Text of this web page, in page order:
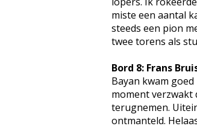
miste een aantal
steeds een pion
twee torens als
Bord 8: Frans
Bayan kwam
moment
terugnemen.
ontmanteld.